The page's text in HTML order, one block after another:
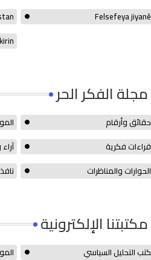
Felsefeya jiyanê
مجلة الفكر الحر
حقائق وأرقام
قراءات فكرية
الحوارات والمناظرات
مكتبتنا الإلكترونية
كتب التحليل السياسي